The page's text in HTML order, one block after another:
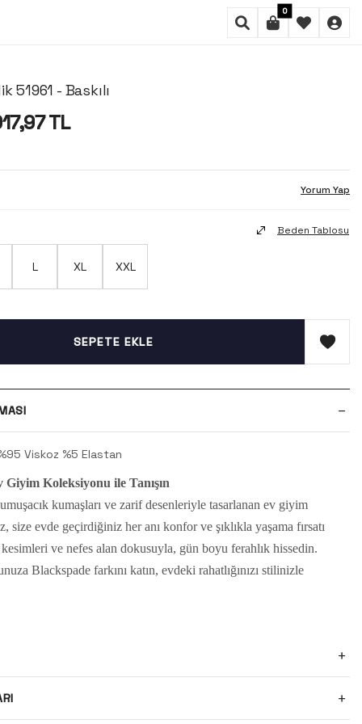
0
51961 - Baskılı
TL
Yorum Yap
Beden Tablosu
L XL XXL
SEPETE EKLE
Viskoz %5 Elastan
Giyim Koleksiyonu ile Tanışın
kumaşları ve zarif desenleriyle tasarlanan ev giyim
size evde geçirdiğiniz her anı konfor ve şıklıkla yaşama fırsatı
ve nefes alan dokusuyla, gün boyu ferahlık hissedin.
Blackspade farkını katın, evdeki rahatlığınızı stilinizle